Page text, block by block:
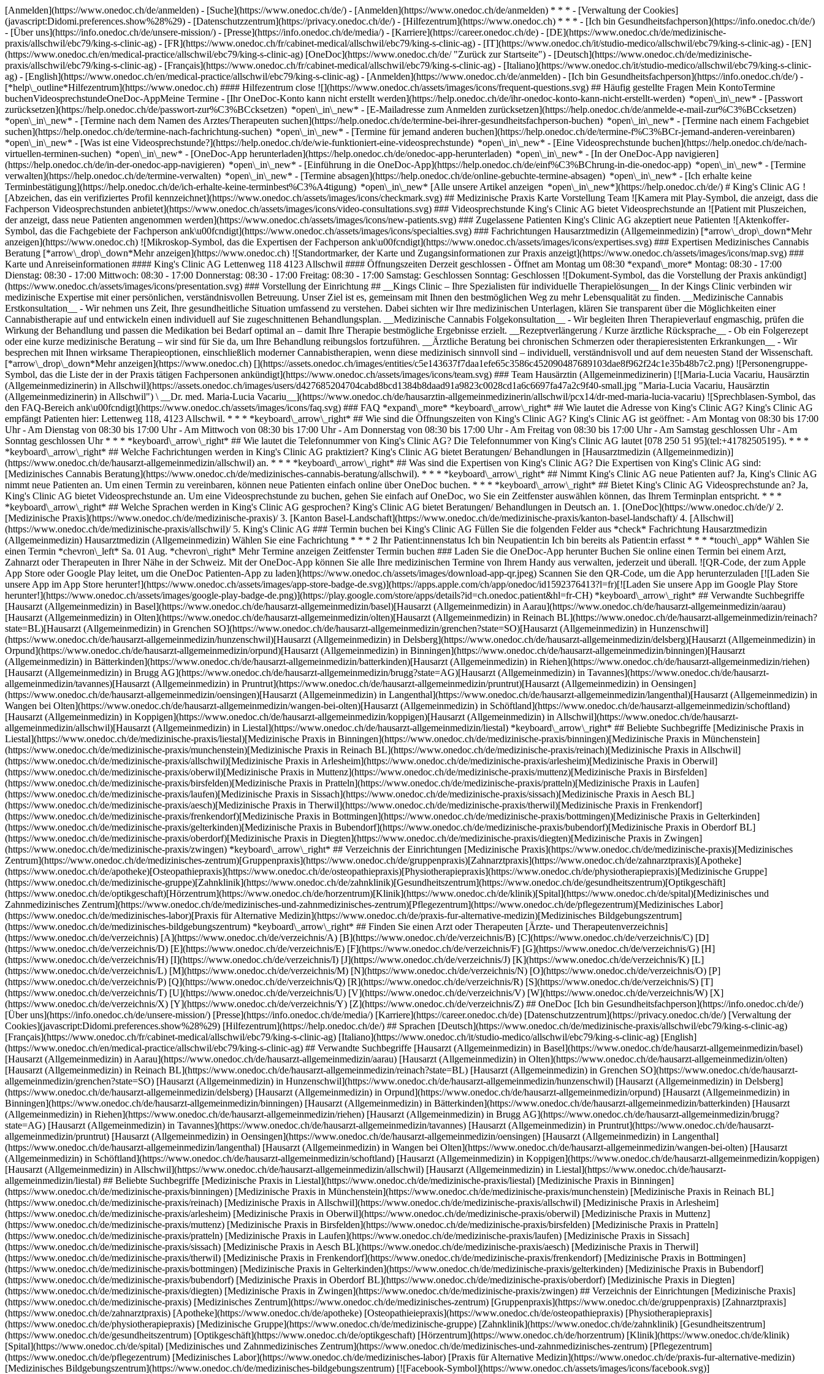
[Anmelden](https://www.onedoc.ch/de/anmelden) - [Suche](https://www.onedoc.ch/de/) - [Anmelden](https://www.onedoc.ch/de/anmelden) * * * - [Verwaltung der Cookies]
(javascript:Didomi.preferences.show%28%29) - [Datenschutzzentrum](https://privacy.onedoc.ch/de/) - [Hilfezentrum](https://www.onedoc.ch) * * * - [Ich bin Gesundheitsfachperson](https://info.onedoc.ch/de/)
- [Über uns](https://info.onedoc.ch/de/unsere-mission/) - [Presse](https://info.onedoc.ch/de/media/) - [Karriere](https://career.onedoc.ch/de) - [DE](https://www.onedoc.ch/de/medizinische-
praxis/allschwil/ebc79/king-s-clinic-ag) - [FR](https://www.onedoc.ch/fr/cabinet-medical/allschwil/ebc79/king-s-clinic-ag) - [IT](https://www.onedoc.ch/it/studio-medico/allschwil/ebc79/king-s-clinic-ag) - [EN]
(https://www.onedoc.ch/en/medical-practice/allschwil/ebc79/king-s-clinic-ag) [OneDoc](https://www.onedoc.ch/de/ "Zurück zur Startseite") - [Deutsch](https://www.onedoc.ch/de/medizinische-
praxis/allschwil/ebc79/king-s-clinic-ag) - [Français](https://www.onedoc.ch/fr/cabinet-medical/allschwil/ebc79/king-s-clinic-ag) - [Italiano](https://www.onedoc.ch/it/studio-medico/allschwil/ebc79/king-s-clinic-
ag) - [English](https://www.onedoc.ch/en/medical-practice/allschwil/ebc79/king-s-clinic-ag) - [Anmelden](https://www.onedoc.ch/de/anmelden) - [Ich bin Gesundheitsfachperson](https://info.onedoc.ch/de/) -
[*help\_outline*Hilfezentrum](https://www.onedoc.ch) #### Hilfezentrum close ![](https://www.onedoc.ch/assets/images/icons/frequent-questions.svg) ## Häufig gestellte Fragen Mein KontoTermine
buchenVideosprechstundeOneDoc-AppMeine Termine - [Ihr OneDoc-Konto kann nicht erstellt werden](https://help.onedoc.ch/de/ihr-onedoc-konto-kann-nicht-erstellt-werden) *open\_in\_new* - [Passwort
zurücksetzen](https://help.onedoc.ch/de/passwort-zur%C3%BCcksetzen) *open\_in\_new* - [E-Mailadresse zum Anmelden zurücksetzen](https://help.onedoc.ch/de/anmelde-e-mail-zur%C3%BCcksetzen)
*open\_in\_new* - [Termine nach dem Namen des Arztes/Therapeuten suchen](https://help.onedoc.ch/de/termine-bei-ihrer-gesundheitsfachperson-buchen) *open\_in\_new* - [Termine nach einem Fachgebiet
suchen](https://help.onedoc.ch/de/termine-nach-fachrichtung-suchen) *open\_in\_new* - [Termine für jemand anderen buchen](https://help.onedoc.ch/de/termine-f%C3%BCr-jemand-anderen-vereinbaren)
*open\_in\_new* - [Was ist eine Videosprechstunde?](https://help.onedoc.ch/de/wie-funktioniert-eine-videosprechstunde) *open\_in\_new* - [Eine Videosprechstunde buchen](https://help.onedoc.ch/de/nach-
virtuellen-terminen-suchen) *open\_in\_new* - [OneDoc-App herunterladen](https://help.onedoc.ch/de/onedoc-app-herunterladen) *open\_in\_new* - [In der OneDoc-App navigieren]
(https://help.onedoc.ch/de/in-der-onedoc-app-navigieren) *open\_in\_new* - [Einführung in die OneDoc-App](https://help.onedoc.ch/de/einf%C3%BChrung-in-die-onedoc-app) *open\_in\_new* - [Termine verwalten](https://help.onedoc.ch/de/termine-verwalten) *open\_in\_new* - [Termine absagen](https://help.onedoc.ch/de/online-gebuchte-termine-absagen) *open\_in\_new* - [Ich erhalte keine Terminbestätigung](https://help.onedoc.ch/de/ich-erhalte-keine-terminbest%C3%A4tigung) *open\_in\_new* [Alle unsere Artikel anzeigen *open\_in\_new*](https://help.onedoc.ch/de/) # King's Clinic AG ![Abzeichen, das ein verifiziertes Profil kennzeichnet](https://www.onedoc.ch/assets/images/icons/checkmark.svg) ## Medizinische Praxis Karte Vorstellung Team ![Kamera mit Play-Symbol, die anzeigt, dass die Fachperson Videosprechstunden anbietet](https://www.onedoc.ch/assets/images/icons/video-consultations.svg) ### Videosprechstunde King's Clinic AG bietet Videosprechstunde an ![Patient mit Pluszeichen, der anzeigt, dass neue Patienten angenommen werden](https://www.onedoc.ch/assets/images/icons/new-patients.svg) ### Zugelassene Patienten King's Clinic AG akzeptiert neue Patienten ![Aktenkoffer-Symbol, das die Fachgebiete der Fachperson ank\u00fcndigt](https://www.onedoc.ch/assets/images/icons/specialties.svg) ### Fachrichtungen Hausarztmedizin (Allgemeinmedizin) [*arrow\_drop\_down*Mehr anzeigen](https://www.onedoc.ch) ![Mikroskop-Symbol, das die Expertisen der Fachperson ank\u00fcndigt](https://www.onedoc.ch/assets/images/icons/expertises.svg) ### Expertisen Medizinisches Cannabis Beratung [*arrow\_drop\_down*Mehr anzeigen](https://www.onedoc.ch) ![Standortmarker, der Karte und Zugangsinformationen zur Praxis anzeigt](https://www.onedoc.ch/assets/images/icons/map.svg) ### Karte und Anreiseinformationen #### King's Clinic AG Lettenweg 118 4123 Allschwil #### Öffnungszeiten Derzeit geschlossen - Öffnet am Montag um 08:30 *expand\_more* Montag: 08:30 - 17:00 Dienstag: 08:30 - 17:00 Mittwoch: 08:30 - 17:00 Donnerstag: 08:30 - 17:00 Freitag: 08:30 - 17:00 Samstag: Geschlossen Sonntag: Geschlossen ![Dokument-Symbol, das die Vorstellung der Praxis ankündigt](https://www.onedoc.ch/assets/images/icons/presentation.svg) ### Vorstellung der Einrichtung ## __Kings Clinic – Ihre Spezialisten für individuelle Therapielösungen__ In der Kings Clinic verbinden wir medizinische Expertise mit einer persönlichen, verständnisvollen Betreuung. Unser Ziel ist es, gemeinsam mit Ihnen den bestmöglichen Weg zu mehr Lebensqualität zu finden. __Medizinische Cannabis Erstkonsultation__ - Wir nehmen uns Zeit, Ihre gesundheitliche Situation umfassend zu verstehen. Dabei sichten wir Ihre medizinischen Unterlagen, klären Sie transparent über die Möglichkeiten einer Cannabistherapie auf und entwickeln einen individuell auf Sie zugeschnittenen Behandlungsplan. __Medizinische Cannabis Folgekonsultation__ - Wir begleiten Ihren Therapieverlauf engmaschig, prüfen die Wirkung der Behandlung und passen die Medikation bei Bedarf optimal an – damit Ihre Therapie bestmögliche Ergebnisse erzielt. __Rezeptverlängerung / Kurze ärztliche Rücksprache__ - Ob ein Folgerezept oder eine kurze medizinische Beratung – wir sind für Sie da, um Ihre Behandlung reibungslos fortzuführen. __Ärztliche Beratung bei chronischen Schmerzen oder therapieresistenten Erkrankungen__ - Wir besprechen mit Ihnen wirksame Therapieoptionen, einschließlich moderner Cannabistherapien, wenn diese medizinisch sinnvoll sind – individuell, verständnisvoll und auf dem neuesten Stand der Wissenschaft. [*arrow\_drop\_down*Mehr anzeigen](https://www.onedoc.ch) [](https://assets.onedoc.ch/images/entities/c5e143637f7daa1efe65c3586c452090487689103dae8f962f24c1e35b48b7c2.png) ![Personengruppe-Symbol, das die Liste der in der Praxis tätigen Fachpersonen ankündigt](https://www.onedoc.ch/assets/images/icons/team.svg) ### Team Hausärztin (Allgemeinmedizinerin) [![Maria-Lucia Vacariu, Hausärztin (Allgemeinmedizinerin) in Allschwil](https://assets.onedoc.ch/images/users/d427685204704cabd8bcd1384b8daad91a9823c0028cd1a6c6697fa47a2c9f40-small.jpg "Maria-Lucia Vacariu, Hausärztin (Allgemeinmedizinerin) in Allschwil") \ __Dr. med. Maria-Lucia Vacariu__](https://www.onedoc.ch/de/hausarztin-allgemeinmedizinerin/allschwil/pcx14/dr-med-maria-lucia-vacariu) ![Sprechblasen-Symbol, das den FAQ-Bereich ank\u00fcndigt](https://www.onedoc.ch/assets/images/icons/faq.svg) ### FAQ *expand\_more* *keyboard\_arrow\_right* ## Wie lautet die Adresse von King's Clinic AG? King's Clinic AG empfängt Patienten hier: Lettenweg 118, 4123 Allschwil. * * * *keyboard\_arrow\_right* ## Wie sind die Öffnungszeiten von King's Clinic AG? King's Clinic AG ist geöffnet: - Am Montag von 08:30 bis 17:00 Uhr - Am Dienstag von 08:30 bis 17:00 Uhr - Am Mittwoch von 08:30 bis 17:00 Uhr - Am Donnerstag von 08:30 bis 17:00 Uhr - Am Freitag von 08:30 bis 17:00 Uhr - Am Samstag geschlossen Uhr - Am Sonntag geschlossen Uhr * * * *keyboard\_arrow\_right* ## Wie lautet die Telefonnummer von King's Clinic AG? Die Telefonnummer von King's Clinic AG lautet [078 250 51 95](tel:+41782505195). * * * *keyboard\_arrow\_right* ## Welche Fachrichtungen werden in King's Clinic AG praktiziert? King's Clinic AG bietet Beratungen/ Behandlungen in [Hausarztmedizin (Allgemeinmedizin)](https://www.onedoc.ch/de/hausarzt-allgemeinmedizin/allschwil) an. * * * *keyboard\_arrow\_right* ## Was sind die Expertisen von King's Clinic AG? Die Expertisen von King's Clinic AG sind: [Medizinisches Cannabis Beratung](https://www.onedoc.ch/de/medizinisches-cannabis-beratung/allschwil). * * * *keyboard\_arrow\_right* ## Nimmt King's Clinic AG neue Patienten auf? Ja, King's Clinic AG nimmt neue Patienten an. Um einen Termin zu vereinbaren, können neue Patienten einfach online über OneDoc buchen. * * * *keyboard\_arrow\_right* ## Bietet King's Clinic AG Videosprechstunde an? Ja, King's Clinic AG bietet Videosprechstunde an. Um eine Videosprechstunde zu buchen, gehen Sie einfach auf OneDoc, wo Sie ein Zeitfenster auswählen können, das Ihrem Terminplan entspricht. * * * *keyboard\_arrow\_right* ## Welche Sprachen werden in King's Clinic AG gesprochen? King's Clinic AG bietet Beratungen/ Behandlungen in Deutsch an. 1. [OneDoc](https://www.onedoc.ch/de/)/ 2. [Medizinische Praxis](https://www.onedoc.ch/de/medizinische-praxis)/ 3. [Kanton Basel-Landschaft](https://www.onedoc.ch/de/medizinische-praxis/kanton-basel-landschaft)/ 4. [Allschwil](https://www.onedoc.ch/de/medizinische-praxis/allschwil)/ 5. King's Clinic AG ### Termin buchen bei King's Clinic AG Füllen Sie die folgenden Felder aus *check* Fachrichtung Hausarztmedizin (Allgemeinmedizin) Hausarztmedizin (Allgemeinmedizin) Wählen Sie eine Fachrichtung * * * 2 Ihr Patient:innenstatus Ich bin Neupatient:in Ich bin bereits als Patient:in erfasst * * * *touch\_app* Wählen Sie einen Termin *chevron\_left* Sa. 01 Aug. *chevron\_right* Mehr Termine anzeigen Zeitfenster Termin buchen ### Laden Sie die OneDoc-App herunter Buchen Sie online einen Termin bei einem Arzt, Zahnarzt oder Therapeuten in Ihrer Nähe in der Schweiz. Mit der OneDoc-App können Sie alle Ihre medizinischen Termine von Ihrem Handy aus verwalten, jederzeit und überall. ![QR-Code, der zum Apple App Store oder Google Play leitet, um die OneDoc Patienten-App zu laden](https://www.onedoc.ch/assets/images/download-app-qr.jpeg) Scannen Sie den QR-Code, um die App herunterzuladen [![Laden Sie unsere App im App Store herunter!](https://www.onedoc.ch/assets/images/app-store-badge-de.svg)](https://apps.apple.com/ch/app/onedoc/id1592376413?l=fr)[![Laden Sie unsere App im Google Play Store herunter!](https://www.onedoc.ch/assets/images/google-play-badge-de.png)](https://play.google.com/store/apps/details?id=ch.onedoc.patient&hl=fr-CH) *keyboard\_arrow\_right* ## Verwandte Suchbegriffe [Hausarzt (Allgemeinmedizin) in Basel](https://www.onedoc.ch/de/hausarzt-allgemeinmedizin/basel)[Hausarzt (Allgemeinmedizin) in Aarau](https://www.onedoc.ch/de/hausarzt-allgemeinmedizin/aarau)[Hausarzt (Allgemeinmedizin) in Olten](https://www.onedoc.ch/de/hausarzt-allgemeinmedizin/olten)[Hausarzt (Allgemeinmedizin) in Reinach BL](https://www.onedoc.ch/de/hausarzt-allgemeinmedizin/reinach?state=BL)[Hausarzt (Allgemeinmedizin) in Grenchen SO](https://www.onedoc.ch/de/hausarzt-allgemeinmedizin/grenchen?state=SO)[Hausarzt (Allgemeinmedizin) in Hunzenschwil](https://www.onedoc.ch/de/hausarzt-allgemeinmedizin/hunzenschwil)[Hausarzt (Allgemeinmedizin) in Delsberg](https://www.onedoc.ch/de/hausarzt-allgemeinmedizin/delsberg)[Hausarzt (Allgemeinmedizin) in Orpund](https://www.onedoc.ch/de/hausarzt-allgemeinmedizin/orpund)[Hausarzt (Allgemeinmedizin) in Binningen](https://www.onedoc.ch/de/hausarzt-allgemeinmedizin/binningen)[Hausarzt (Allgemeinmedizin) in Bätterkinden](https://www.onedoc.ch/de/hausarzt-allgemeinmedizin/batterkinden)[Hausarzt (Allgemeinmedizin) in Riehen](https://www.onedoc.ch/de/hausarzt-allgemeinmedizin/riehen)[Hausarzt (Allgemeinmedizin) in Brugg AG](https://www.onedoc.ch/de/hausarzt-allgemeinmedizin/brugg?state=AG)[Hausarzt (Allgemeinmedizin) in Tavannes](https://www.onedoc.ch/de/hausarzt-allgemeinmedizin/tavannes)[Hausarzt (Allgemeinmedizin) in Pruntrut](https://www.onedoc.ch/de/hausarzt-allgemeinmedizin/pruntrut)[Hausarzt (Allgemeinmedizin) in Oensingen](https://www.onedoc.ch/de/hausarzt-allgemeinmedizin/oensingen)[Hausarzt (Allgemeinmedizin) in Langenthal](https://www.onedoc.ch/de/hausarzt-allgemeinmedizin/langenthal)[Hausarzt (Allgemeinmedizin) in Wangen bei Olten](https://www.onedoc.ch/de/hausarzt-allgemeinmedizin/wangen-bei-olten)[Hausarzt (Allgemeinmedizin) in Schöftland](https://www.onedoc.ch/de/hausarzt-allgemeinmedizin/schoftland)[Hausarzt (Allgemeinmedizin) in Koppigen](https://www.onedoc.ch/de/hausarzt-allgemeinmedizin/koppigen)[Hausarzt (Allgemeinmedizin) in Allschwil](https://www.onedoc.ch/de/hausarzt-allgemeinmedizin/allschwil)[Hausarzt (Allgemeinmedizin) in Liestal](https://www.onedoc.ch/de/hausarzt-allgemeinmedizin/liestal) *keyboard\_arrow\_right* ## Belie